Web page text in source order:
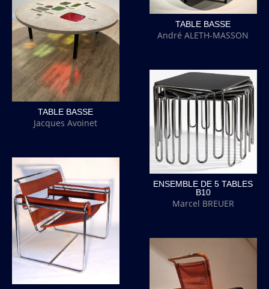
TABLE BASSE
André ALETH-MASSON
TABLE BASSE
Jacques Avoinet
ENSEMBLE DE 5 TABLES
B10
Marcel BREUER